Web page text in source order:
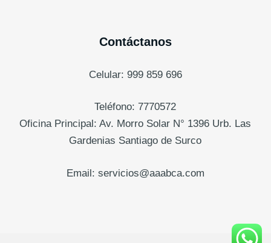
Contáctanos
Celular: 999 859 696
Teléfono: 7770572
Oficina Principal: Av. Morro Solar N° 1396 Urb. Las
Gardenias Santiago de Surco
Email: servicios@aaabca.com